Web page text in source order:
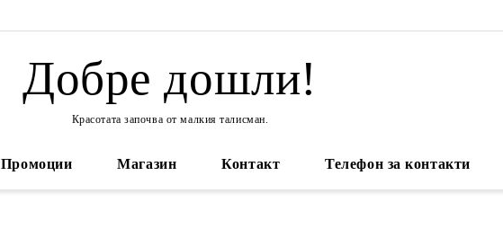
Добре дошли!
Красотата започва от малкия талисман.
Промоции Магазин Контакт Телефон за контакти